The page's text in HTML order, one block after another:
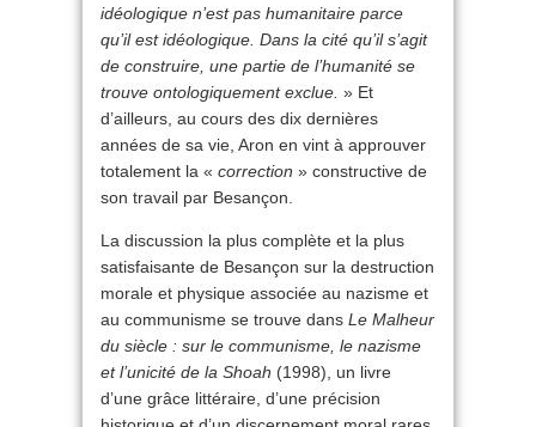
idéologique n’est pas humanitaire parce
qu’il est idéologique. Dans la cité qu’il s’agit
de construire, une partie de l’humanité se
trouve ontologiquement exclue. » Et
d’ailleurs, au cours des dix dernières
années de sa vie, Aron en vint à approuver
totalement la « correction » constructive de
son travail par Besançon.
La discussion la plus complète et la plus
satisfaisante de Besançon sur la destruction
morale et physique associée au nazisme et
au communisme se trouve dans Le Malheur
du siècle : sur le communisme, le nazisme
et l’unicité de la Shoah (1998), un livre
d’une grâce littéraire, d’une précision